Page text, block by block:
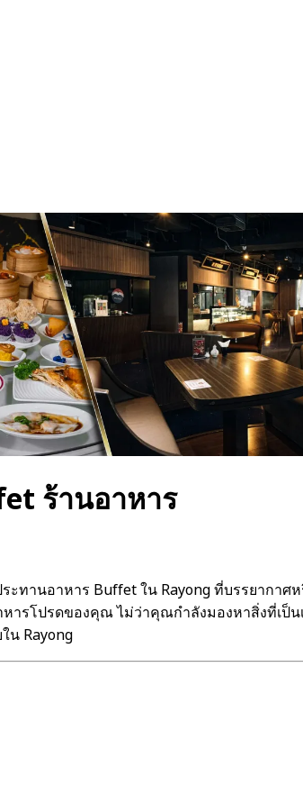
ร้านอาหาร
ทานอาหาร Buffet ใน Rayong ที่บรรยากา
รโปรดของคุณ ไม่ว่าคุณกำลังมองหาสิ่งที่เป็
Rayong